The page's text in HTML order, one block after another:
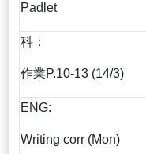
Padlet
科：
作業P.10-13 (14/3)
ENG:
Writing corr (Mon)